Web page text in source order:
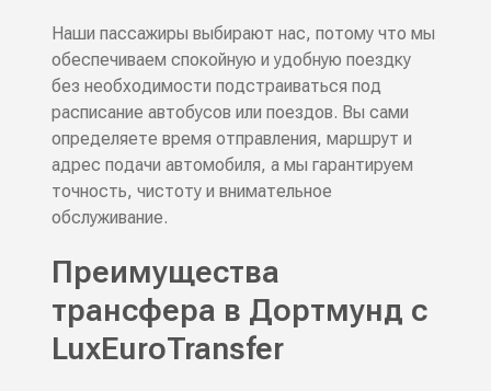
Наши пассажиры выбирают нас, потому что мы
обеспечиваем спокойную и удобную поездку
без необходимости подстраиваться под
расписание автобусов или поездов. Вы сами
определяете время отправления, маршрут и
адрес подачи автомобиля, а мы гарантируем
точность, чистоту и внимательное
обслуживание.
Преимущества
трансфера в Дортмунд с
LuxEuroTransfer